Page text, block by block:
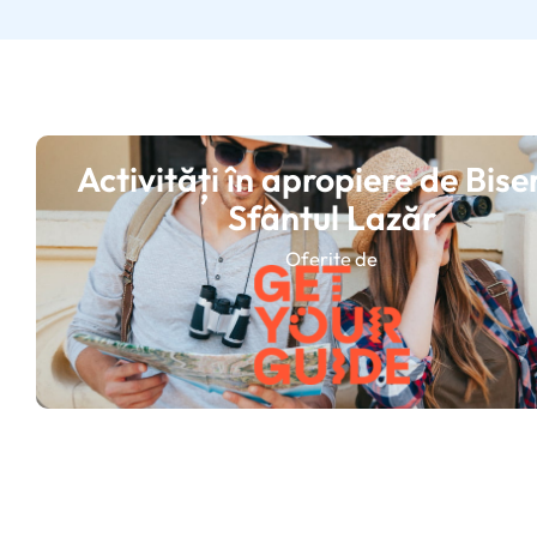
Activități în apropiere de
Sfântul Lazăr
Oferite de